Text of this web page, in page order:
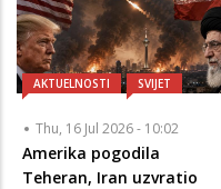
AKTUELNOSTI SVIJET
Thu, 16 Jul 2026 - 10:02
Amerika pogodila
Teheran, Iran uzvratio